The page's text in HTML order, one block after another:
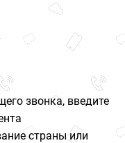
звонка, введите
страны или